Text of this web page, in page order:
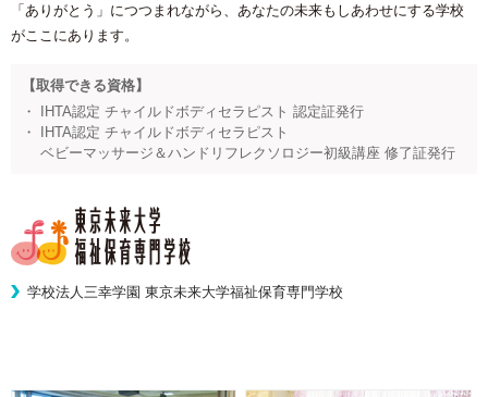
「ありがとう」につつまれながら、あなたの未来もしあわせにする学校
がここにあります。
【取得できる資格】
・ IHTA認定 チャイルドボディセラピスト 認定証発行
・ IHTA認定 チャイルドボディセラピスト
ベビーマッサージ＆ハンドリフレクソロジー初級講座 修了証発行
学校法人三幸学園 東京未来大学福祉保育専門学校